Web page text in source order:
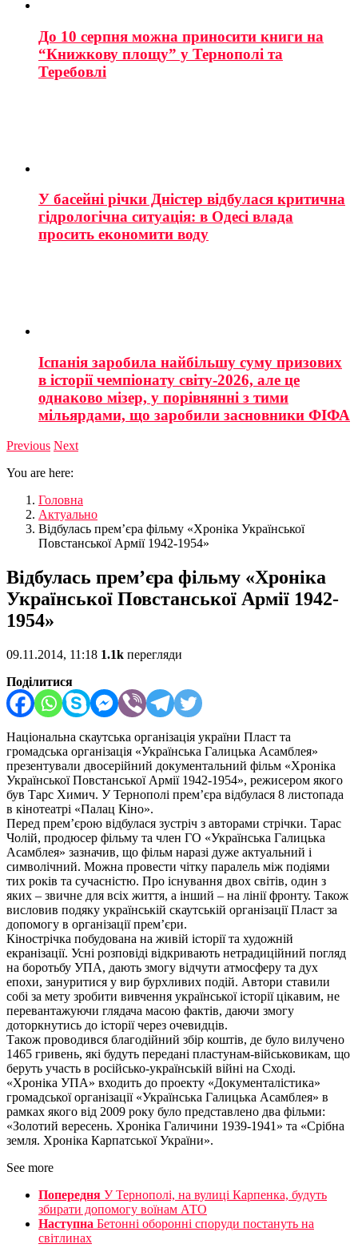
До 10 серпня можна приносити книги на
“Книжкову площу” у Тернополі та
Теребовлі
У басейні річки Дністер відбулася критична
гідрологічна ситуація: в Одесі влада
просить економити воду
Іспанія заробила найбільшу суму призових
в історії чемпіонату світу-2026, але це
однаково мізер, у порівнянні з тими
мільярдами, що заробили засновники ФІФА
Previous Next
You are here:
Головна
Актуально
Відбулась прем’єра фільму «Хроніка Української
Повстанської Армії 1942-1954»
Відбулась прем’єра фільму «Хроніка
Української Повстанської Армії 1942-
1954»
09.11.2014, 11:18 1.1k перегляди
Поділитися
Національна скаутська організація україни Пласт та
громадська організація «Українська Галицька Асамблея»
презентували двосерійний документальний фільм «Хроніка
Української Повстанської Армії 1942-1954», режисером якого
був Тарс Химич. У Тернополі прем’єра відбулася 8 листопада
в кінотеатрі «Палац Кіно».
Перед прем’єрою відбулася зустріч з авторами стрічки. Тарас
Чолій, продюсер фільму та член ГО «Українська Галицька
Асамблея» зазначив, що фільм наразі дуже актуальний і
символічний. Можна провести чітку паралель між подіями
тих років та сучасністю. Про існування двох світів, один з
яких – звичне для всіх життя, а інший – на лінії фронту. Також
висловив подяку українській скаутській організації Пласт за
допомогу в організації прем’єри.
Кінострічка побудована на живій історії та художній
екранізації. Усні розповіді відкривають нетрадиційний погляд
на боротьбу УПА, дають змогу відчути атмосферу та дух
епохи, зануритися у вир бурхливих подій. Автори ставили
собі за мету зробити вивчення української історії цікавим, не
перевантажуючи глядача масою фактів, даючи змогу
доторкнутись до історії через очевидців.
Також проводився благодійний збір коштів, де було вилучено
1465 гривень, які будуть передані пластунам-військовикам, що
беруть участь в російсько-українській війні на Сході.
«Хроніка УПА» входить до проекту «Документалістика»
громадської організації «Українська Галицька Асамблея» в
рамках якого від 2009 року було представлено два фільми:
«Золотий вересень. Хроніка Галичини 1939-1941» та «Срібна
земля. Хроніка Карпатської України».
See more
Попередня У Тернополі, на вулиці Карпенка, будуть
збирати допомогу воїнам АТО
Наступна Бетонні оборонні споруди постануть на
світлинах